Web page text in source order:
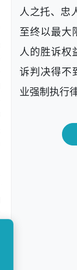
人之托、忠
至终以最大
人的胜诉权
诉判决得不
业强制执行